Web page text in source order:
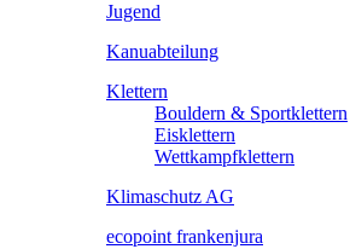
Jugend
Kanuabteilung
Klettern
Bouldern & Sportklettern
Eisklettern
Wettkampfklettern
Klimaschutz AG
ecopoint frankenjura